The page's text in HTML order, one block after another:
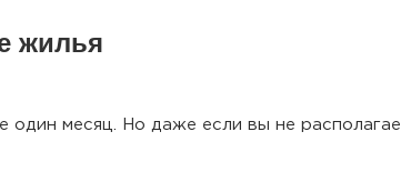
жилья
один месяц. Но даже если вы не